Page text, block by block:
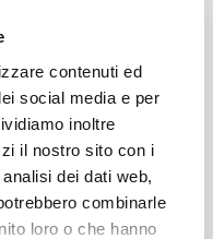
contenuti ed
social media e per
inoltre
il nostro sito con i
dei dati web,
combinarle
loro o che hanno